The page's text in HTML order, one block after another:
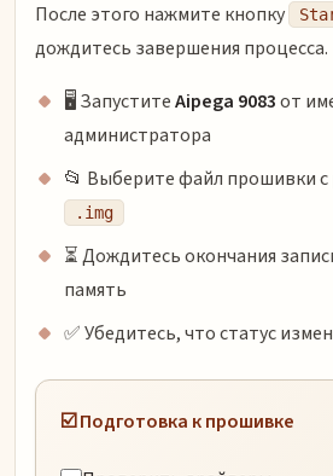
После этого нажмите кнопку
дождитесь завершения процесса.
🖥 ЗапуститеAipega 9083от
администратора
📂 Выберите файл прошивки
.img
⏳ Дождитесь окончания
память
✅ Убедитесь, что статус
☑️ Подготовка к прошивке